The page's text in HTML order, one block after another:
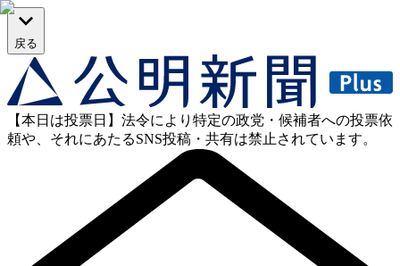
戻る
【本日は投票日】法令により特定の政党・候補者への投票依
頼や、それにあたるSNS投稿・共有は禁止されています。